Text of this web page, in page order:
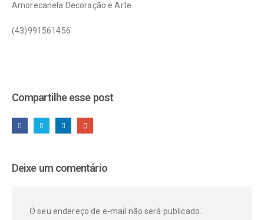
Amorecanela Decoração e Arte.
(43)991561456
Compartilhe esse post
Deixe um comentário
O seu endereço de e-mail não será publicado.